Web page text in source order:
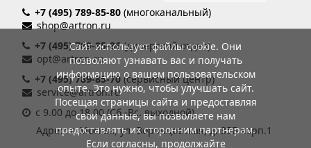
+7 (495) 789-85-80 (многоканальный)
shop@artron.ru
+7 (495) 789-85-86(дилерский отдел)
opt@artron.ru
+7 (495) 789-85-70 (сервисный центр)
service@artron.ru
с 9.00 до 18.00 (Сб.-Вс. выходной)
Адрес: г. Москва, ул. Воронцовская, д. 35Б корп.1
Сайт использует файлы cookie. Они
позволяют узнавать вас и получать
информацию о вашем пользовательском
опыте. Это нужно, чтобы улучшать сайт.
Посещая страницы сайта и предоставляя
свои данные, вы позволяете нам
предоставлять их сторонним партнерам.
Если согласны, продолжайте